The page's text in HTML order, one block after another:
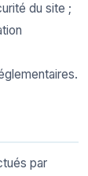
du site ;
par